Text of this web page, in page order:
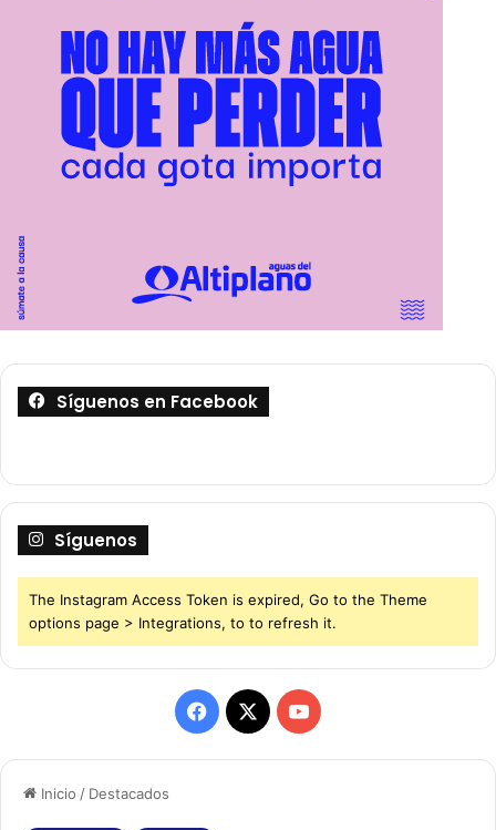
Inicio / Destacados
Síguenos en Facebook
Síguenos
The Instagram Access Token is expired, Go to the Theme
options page > Integrations, to to refresh it.
F
a
X
Y
o